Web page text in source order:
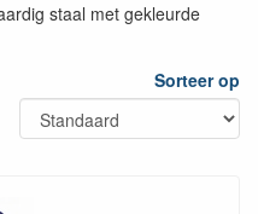
staal met gekleurde
Sorteer op